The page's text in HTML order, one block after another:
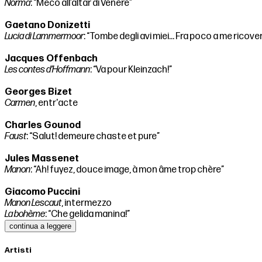
Norma: “Meco all’altar di Venere”
Gaetano Donizetti
Lucia di Lammermoor: “Tombe degli avi miei... Fra poco a me
Jacques Offenbach
Les contes d’Hoffmann: “Va pour Kleinzach!”
Georges Bizet
Carmen, entr'acte
Charles Gounod
Faust: “Salut! demeure chaste et pure”
Jules Massenet
Manon: “Ah! fuyez, douce image, à mon âme trop chère”
Giacomo Puccini
Manon Lescaut, intermezzo
La bohème: “Che gelida manina!”
continua a leggere
Artisti